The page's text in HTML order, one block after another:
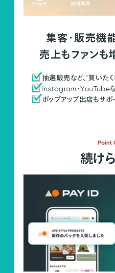
集客・販売機
売上もファンも
抽選販売など、"買いた
Instagram・YouTubeな
ポップアップ出店もサポ
Point
続け